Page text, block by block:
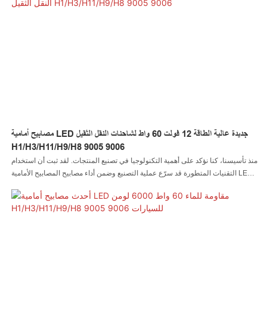
مصابيح أمامية LED جديدة عالية الطاقة 12 فولت 60 واط لشاحنات النقل الثقيل
H1/H3/H11/H9/H8 9005 9006
منذ تأسيسنا، كنا نؤكد على أهمية التكنولوجيا في تصنيع المنتجات. لقد ثبت أن استخدام
التقنيات المتطورة قد سرّع عملية التصنيع وضمن أداء مصابيح المصابيح الأمامية LED
لشاحنة ثقيلة 2021. في الوقت الحاضر، يتم استخدام المنتج بشكل شائع في مجال
(مجالات) نظام إضاءة السيارات